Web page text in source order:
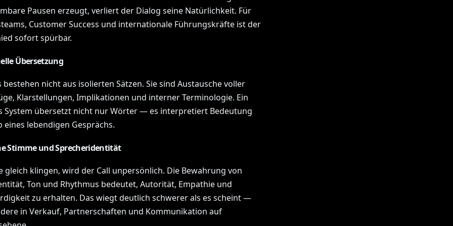
Pausen erzeugt, verliert der Dialog seine Natürlichkeit. Für
Customer Success und internationale Führungskräfte ist der
sofort spürbar.
Übersetzung
nicht aus isolierten Sätzen. Sie sind Austausche voller
Klarstellungen, Implikationen und interner Terminologie. Ein
System übersetzt nicht nur Wörter — es interpretiert Bedeutung
eines lebendigen Gesprächs.
Stimme und Sprecheridentität
gleich klingen, wird der Call unpersönlich. Die Bewahrung von
Ton und Rhythmus bedeutet, Autorität, Empathie und
zu erhalten. Das wiegt deutlich schwerer als es scheint —
in Verkauf, Partnerschaften und Kommunikation auf